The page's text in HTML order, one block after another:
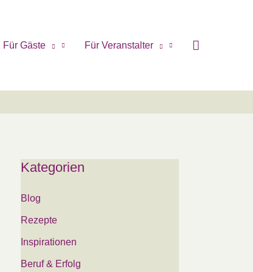
Für Gäste Für Veranstalter
Kategorien
Blog
Rezepte
Inspirationen
Beruf & Erfolg